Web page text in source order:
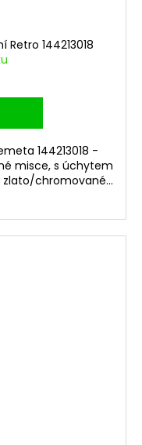
144213018
144213018 -
misce, s úchytem
chromované...